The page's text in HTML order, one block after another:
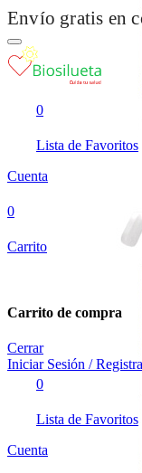
Envío gratis en
0
Lista de Favoritos
Cuenta
0
Carrito
Carrito de compra
Cerrar
Iniciar Sesión /
0
Lista de Favoritos
Cuenta